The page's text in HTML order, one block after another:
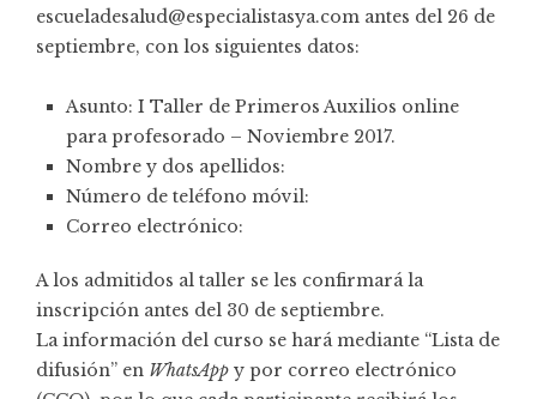
escueladesalud@especialistasya.com antes del 26 de
septiembre, con los siguientes datos:
Asunto: I Taller de Primeros Auxilios online
para profesorado – Noviembre 2017.
Nombre y dos apellidos:
Número de teléfono móvil:
Correo electrónico:
A los admitidos al taller se les confirmará la
inscripción antes del 30 de septiembre.
La información del curso se hará mediante “Lista de
difusión” en WhatsApp y por correo electrónico